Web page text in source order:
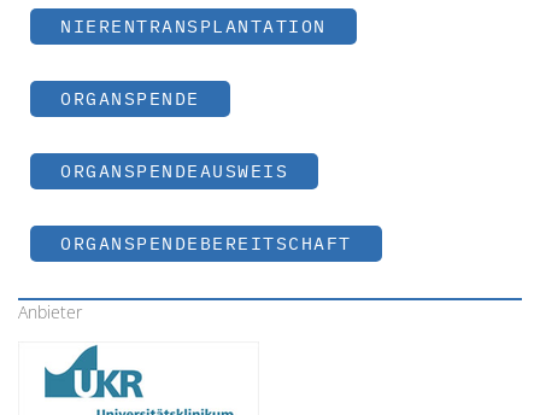
NIERENTRANSPLANTATION
ORGANSPENDE
ORGANSPENDEAUSWEIS
ORGANSPENDEBEREITSCHAFT
Anbieter